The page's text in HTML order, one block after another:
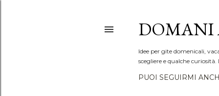
DOMANI
Idee per gite domenicali,
scegliere e qualche
PUOI SEGUIRMI